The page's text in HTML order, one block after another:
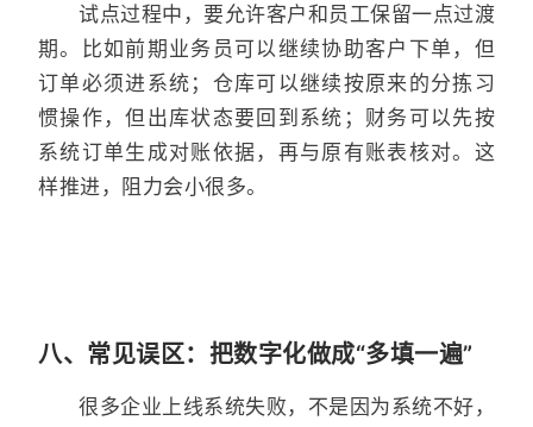
试点过程中，要允许客户和员工保留一点过渡
期。比如前期业务员可以继续协助客户下单，但
订单必须进系统；仓库可以继续按原来的分拣习
惯操作，但出库状态要回到系统；财务可以先按
系统订单生成对账依据，再与原有账表核对。这
样推进，阻力会小很多。
八、常见误区：把数字化做成“多填一遍”
很多企业上线系统失败，不是因为系统不好，